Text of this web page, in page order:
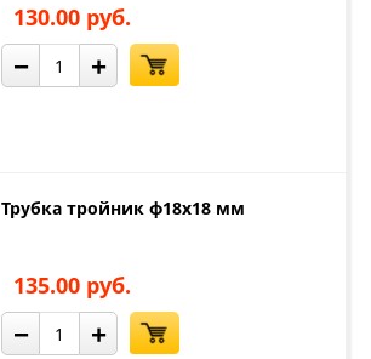
130.00 руб.
− +
Трубка тройник ф18х18 мм
135.00 руб.
− +